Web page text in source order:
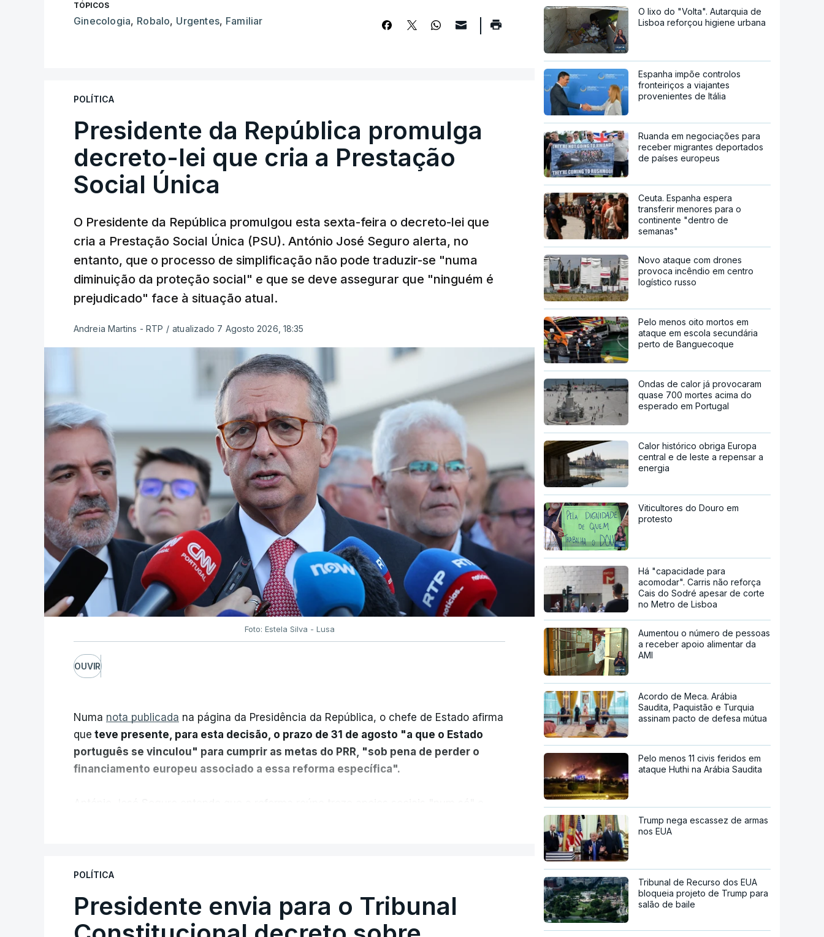
TÓPICOS
Ginecologia, Robalo, Urgentes, Familiar
POLÍTICA
Presidente da República promulga
decreto-lei que cria a Prestação
Social Única
O Presidente da República promulgou esta sexta-feira o decreto-lei que
cria a Prestação Social Única (PSU). António José Seguro alerta, no
entanto, que o processo de simplificação não pode traduzir-se "numa
diminuição da proteção social" e que se deve assegurar que "ninguém é
prejudicado" face à situação atual.
Andreia Martins - RTP / atualizado 7 Agosto 2026, 18:35
Foto: Estela Silva - Lusa
OUVIR
Numa nota publicada na página da Presidência da República, o chefe de Estado afirma
que teve presente, para esta decisão, o prazo de 31 de agosto "a que o Estado
português se vinculou" para cumprir as metas do PRR, "sob pena de perder o
financiamento europeu associado a essa reforma específica".
os apoios chegam a quem mais necessita, estaremos a dar um passo na direção
POLÍTICA
Presidente envia para o Tribunal
O lixo do "Volta". Autarquia de
Lisboa reforçou higiene urbana
Espanha impõe controlos
fronteiriços a viajantes
provenientes de Itália
Ruanda em negociações para
receber migrantes deportados
de países europeus
Ceuta. Espanha espera
transferir menores para o
continente "dentro de
semanas"
Novo ataque com drones
provoca incêndio em centro
logístico russo
Pelo menos oito mortos em
ataque em escola secundária
perto de Banguecoque
Ondas de calor já provocaram
quase 700 mortes acima do
esperado em Portugal
Calor histórico obriga Europa
central e de leste a repensar a
energia
Viticultores do Douro em
protesto
Há "capacidade para
acomodar". Carris não reforça
Cais do Sodré apesar de corte
no Metro de Lisboa
Aumentou o número de pessoas
a receber apoio alimentar da
AMI
Acordo de Meca. Arábia
Saudita, Paquistão e Turquia
assinam pacto de defesa mútua
Pelo menos 11 civis feridos em
ataque Huthi na Arábia Saudita
Trump nega escassez de armas
nos EUA
Tribunal de Recurso dos EUA
bloqueia projeto de Trump para
salão de baile